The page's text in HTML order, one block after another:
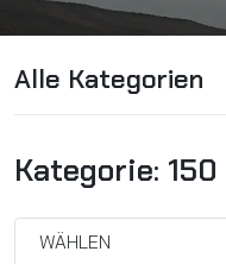
Alle Kategorien
Kategorie:
WÄHLEN